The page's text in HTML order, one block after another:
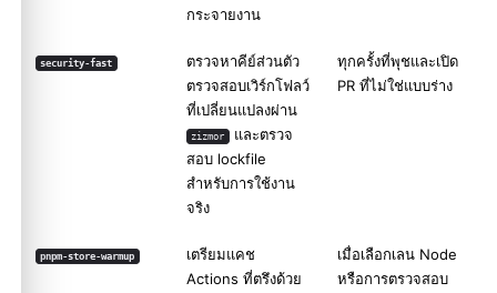
กระจายงาน
security-fast
ตรวจหาคีย์ส่วนตัว
ตรวจสอบเวิร์กโฟลว์
ที่เปลี่ยนแปลงผ่าน
zizmor และตรวจ
สอบ lockfile
สำหรับการใช้งาน
จริง
ทุกครั้งที่พุชและเปิด
PR ที่ไม่ใช่แบบร่าง
pnpm-store-warmup
เตรียมแคช
Actions ที่ตรึงด้วย
เมื่อเลือกเลน Node
หรือการตรวจสอบ